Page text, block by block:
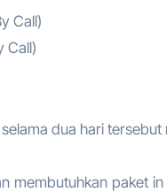
Call)
Call)
dua hari
membutuhkan paket